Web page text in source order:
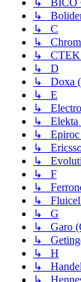
↳
↳ C
↳
↳ CTEK
↳ D
↳ Doxa
↳ E
↳
↳ Elekta
↳ Epiroc
↳
↳
↳ F
↳
↳
↳ G
↳ Garo
↳
↳ H
↳
↳